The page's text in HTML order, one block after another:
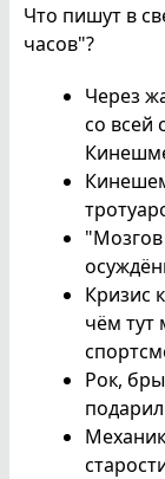
Что пишут в
часов"?
Через
со всей
Кризис
чём тут
Рок,